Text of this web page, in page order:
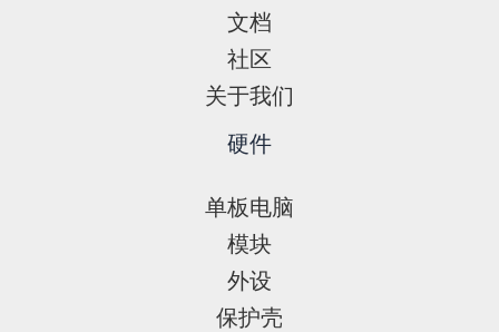
文档
社区
关于我们
硬件
单板电脑
模块
外设
保护壳